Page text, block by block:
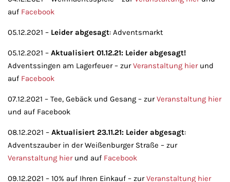
auf Facebook
05.12.2021 – Leider abgesagt: Adventsmarkt
05.12.2021 – Aktualisiert 01.12.21: Leider abgesagt!
Adventssingen am Lagerfeuer – zurVeranstaltung hierund
auf Facebook
07.12.2021 – Tee, Gebäck und Gesang – zurVeranstaltung hier
und auf Facebook
08.12.2021 – Aktualisiert 23.11.21: Leider abgesagt:
Adventszauber in der Weißenburger Straße – zur
Veranstaltung hierund auf Facebook
09.12.2021 – 10% auf Ihren Einkauf – zurVeranstaltung hier